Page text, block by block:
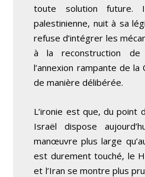
toute solution future.
palestinienne, nuit à sa
refuse d’intégrer les
à la reconstruction de
l’annexion rampante de la
de manière délibérée.
L’ironie est que, du point
Israël dispose
manœuvre plus large
est durement touché, le
et l’Iran se montre plus